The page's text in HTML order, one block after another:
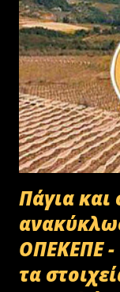
Πάγια και
ΟΠΕΚΕΠΕ
τα